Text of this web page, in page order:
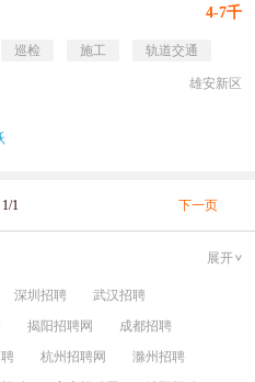
4-7千
巡检 施工 轨道交通
雄安新区
1/1 下一页
展开
深圳招聘
武汉招聘
揭阳招聘网
成都招聘
杭州招聘网
滁州招聘